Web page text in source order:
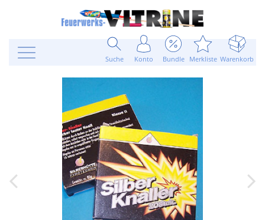
Suche Konto Bundle Merkliste Warenkorb